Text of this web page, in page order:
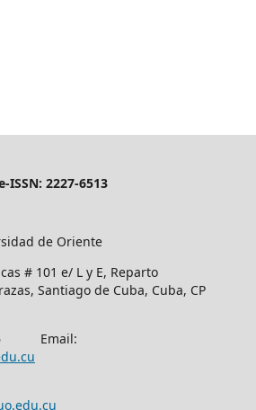
ISSN: 2227-6513
de Oriente
# 101 e/ L y E, Reparto
Santiago de Cuba, Cuba, CP
Email: